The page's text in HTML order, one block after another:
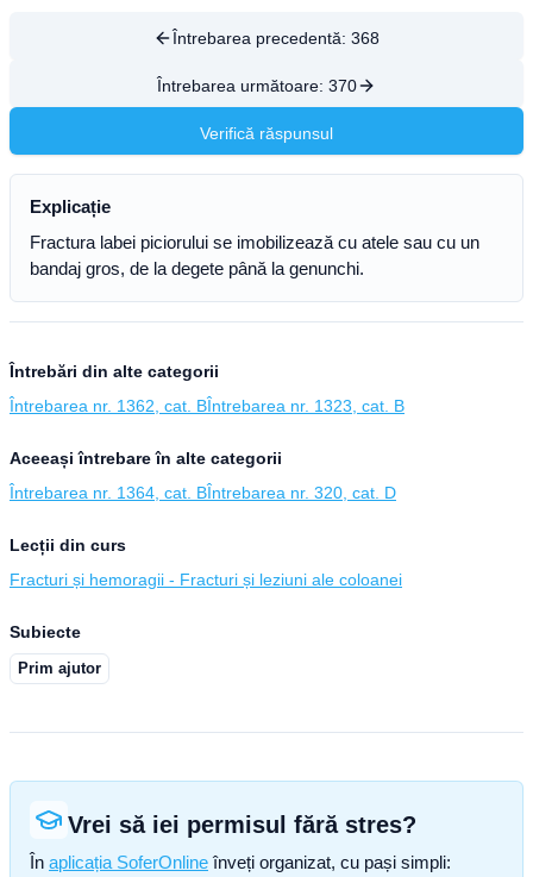
Întrebarea precedentă: 368
Întrebarea următoare: 370
Verifică răspunsul
Explicație
Fractura labei piciorului se imobilizează cu atele sau cu un
bandaj gros, de la degete până la genunchi.
Întrebări din alte categorii
Întrebarea nr. 1362, cat. BÎntrebarea nr. 1323, cat. B
Aceeași întrebare în alte categorii
Întrebarea nr. 1364, cat. BÎntrebarea nr. 320, cat. D
Lecții din curs
Fracturi și hemoragii - Fracturi și leziuni ale coloanei
Subiecte
Prim ajutor
Vrei să iei permisul fără stres?
În aplicația SoferOnline înveți organizat, cu pași simpli: